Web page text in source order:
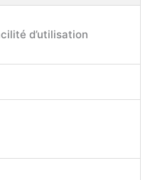
d’utilisation